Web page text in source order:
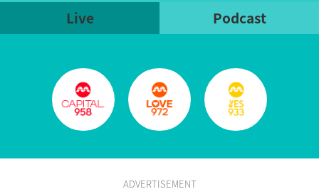
Live Podcast
ADVERTISEMENT